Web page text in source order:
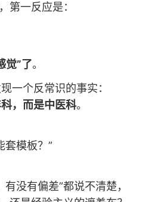
第一反应是：
觉”了。
一个反常识的事实：
，而是中医科。
套模板？”
没有偏差”都说不清楚，